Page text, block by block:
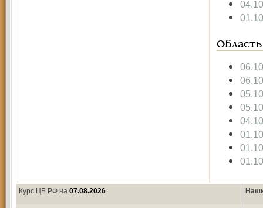
Область
Курс ЦБ РФ на 07.08.2026